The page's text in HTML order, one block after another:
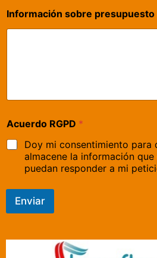
Información sobre presupuesto
Acuerdo RGPD *
Doy mi consentimiento para
almacene la información
puedan responder a mi
Enviar